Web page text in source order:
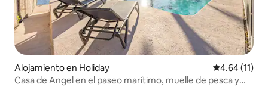
Alojamiento en Holiday Calificación
4.64 (11)
Casa de Angel en el paseo marítimo, muelle de pesca y